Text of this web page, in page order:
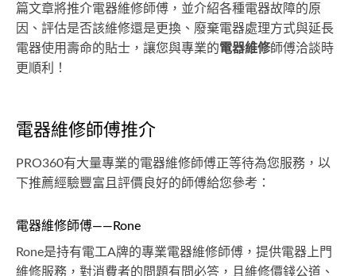
篇文章將推介電器維修師傅，並介紹各種電器故障的原
因、評估是否該維修還是更換、廢棄電器處理方式與延長
電器使用壽命的貼士，讓您與專業的電器維修師傅洽談時
更順利！
電器維修師傅推介
PRO360有大量專業的電器維修師傅正等待為您服務，以
下推薦經驗豐富且評價良好的師傅給您參考：
電器維修師傅——Rone
Rone是持有電工A牌的專業電器維修師傅，提供電器上門
維修服務，對消費者的問題有問必答，且維修價錢公道、